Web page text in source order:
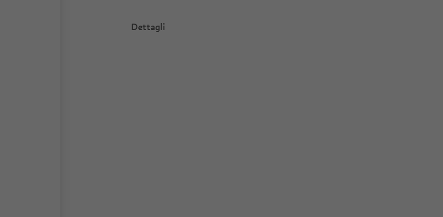
Dettagli